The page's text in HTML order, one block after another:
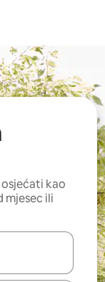
kao
mjesec ili
ih pregledati